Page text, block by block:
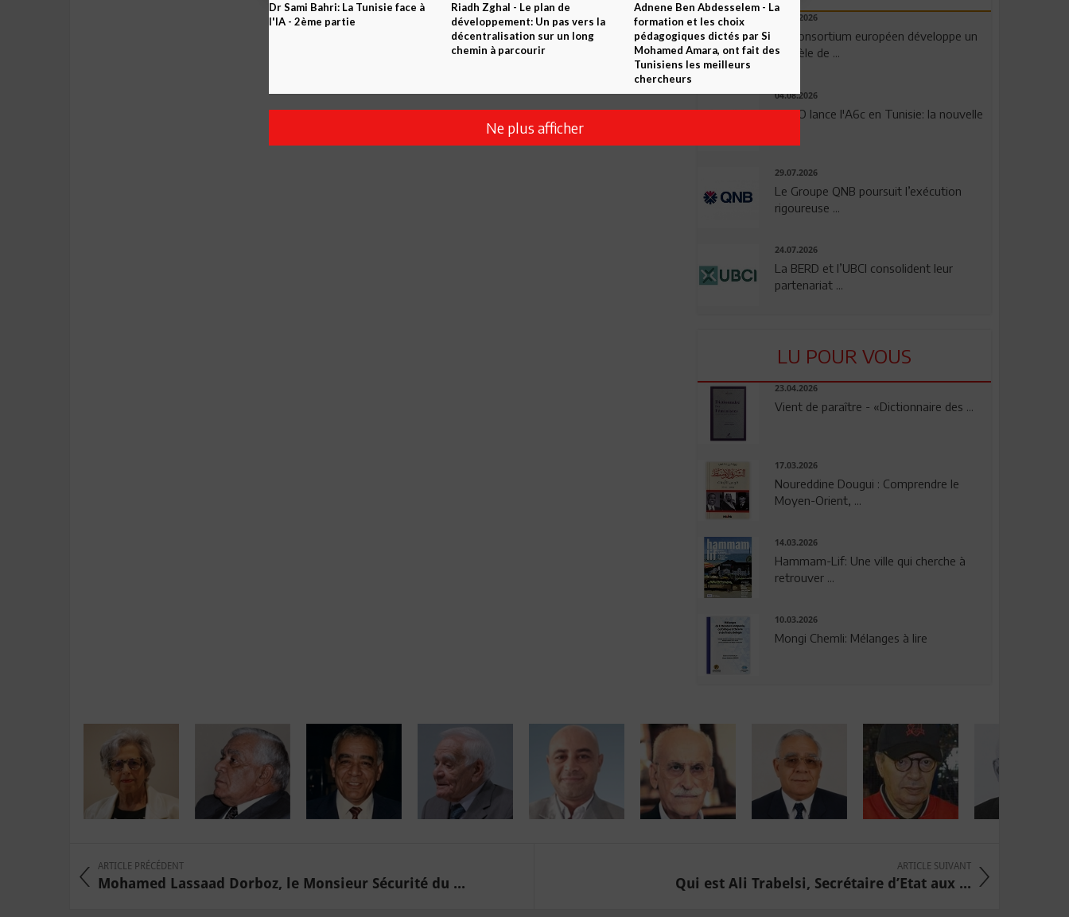
06.08.2026
Un consortium européen développe un
modèle de ...
04.08.2026
OPPO lance l'A6c en Tunisie: la nouvelle
29.07.2026
Le Groupe QNB poursuit l’exécution
rigoureuse ...
24.07.2026
La BERD et l’UBCI consolident leur
partenariat ...
LU POUR VOUS
23.04.2026
Vient de paraître - «Dictionnaire des ...
17.03.2026
Noureddine Dougui : Comprendre le
Moyen-Orient, ...
14.03.2026
Hammam-Lif: Une ville qui cherche à
retrouver ...
10.03.2026
Mongi Chemli: Mélanges à lire
ARTICLE PRÉCÉDENT
Mohamed Lassaad Dorboz, le Monsieur Sécurité du ...
ARTICLE SUIVANT
Qui est Ali Trabelsi, Secrétaire d’Etat aux ...
Dr Sami Bahri: La Tunisie face à
l'IA - 2ème partie
Riadh Zghal - Le plan de
développement: Un pas vers la
décentralisation sur un long
chemin à parcourir
Adnene Ben Abdesselem - La
formation et les choix
pédagogiques dictés par Si
Mohamed Amara, ont fait des
Tunisiens les meilleurs
chercheurs
Ne plus afficher